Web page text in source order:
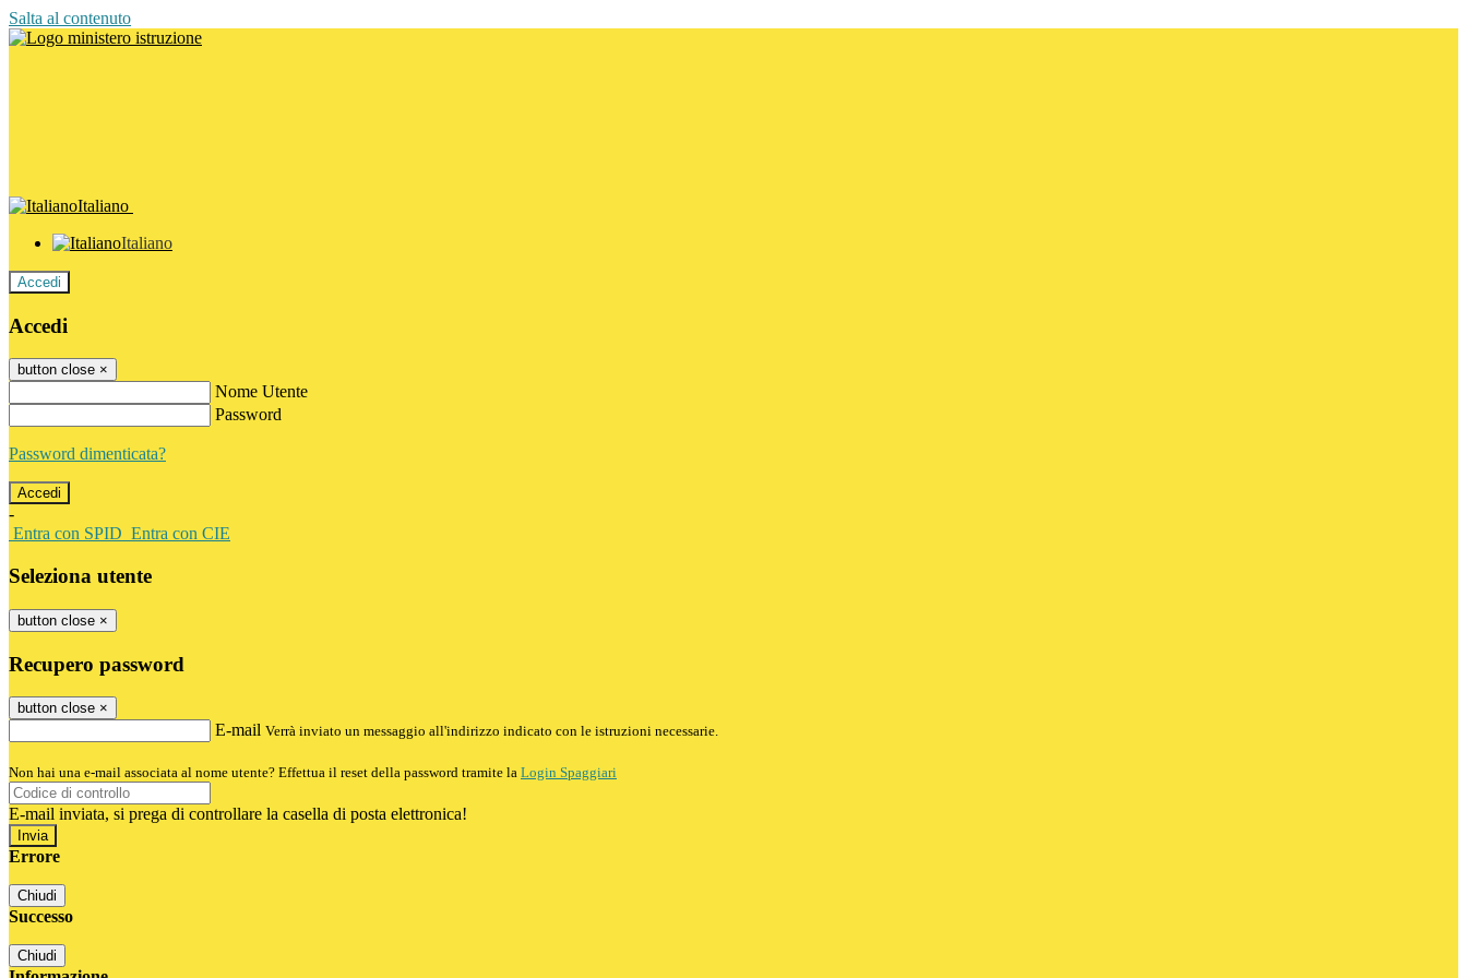
Salta al contenuto
Italiano
Italiano
Accedi
Accedi
button close ×
Nome Utente
Password
Password dimenticata?
-
Entra con SPID Entra con CIE
Seleziona utente
button close ×
Recupero password
button close ×
E-mail Verrà inviato un messaggio all'indirizzo indicato con le istruzioni necessarie.
Non hai una e-mail associata al nome utente? Effettua il reset della password tramite la Login Spaggiari
E-mail inviata, si prega di controllare la casella di posta elettronica!
Errore
Chiudi
Successo
Chiudi